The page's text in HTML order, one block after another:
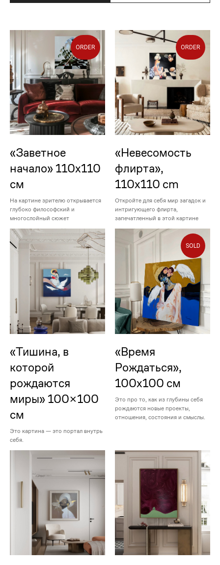
ORDER
«Заветное
начало» 110х110
см
На картине зрителю открывается
глубоко философский и
многослойный сюжет
ORDER
«Невесомость
флирта»,
110x110 cm
Откройте для себя мир загадок и
интригующего флирта,
запечатленный в этой картине
«Тишина, в
которой
рождаются
миры» 100×100
см
Это картина — это портал внутрь
себя.
SOLD
«Время
Рождаться»,
100х100 см
Это про то, как из глубины себя
рождаются новые проекты,
отношения, состояния и смыслы.